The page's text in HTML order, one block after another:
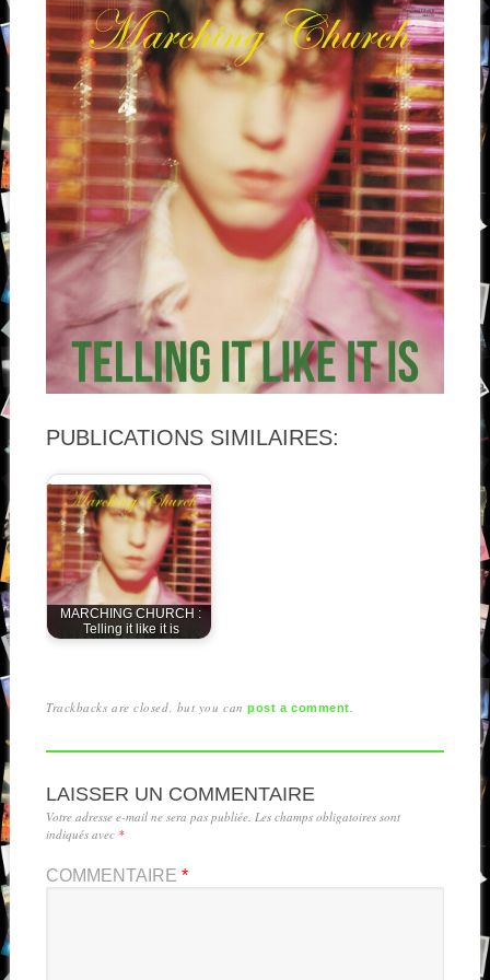
PUBLICATIONS SIMILAIRES:
MARCHING CHURCH :
Telling it like it is
Trackbacks are closed, but you canpost a comment.
LAISSER UN COMMENTAIRE
Votre adresse e-mail ne sera pas publiée. Les champs obligatoires sont
indiqués avec *
COMMENTAIRE *